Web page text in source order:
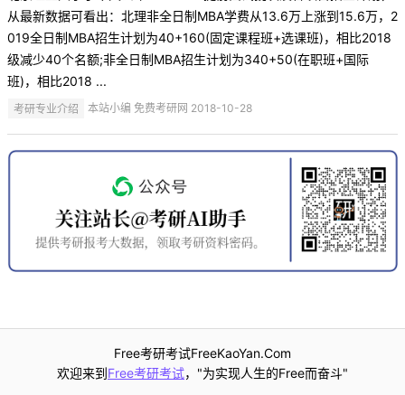
从最新数据可看出：北理非全日制MBA学费从13.6万上涨到15.6万，2
019全日制MBA招生计划为40+160(固定课程班+选课班)，相比2018
级减少40个名额;非全日制MBA招生计划为340+50(在职班+国际
班)，相比2018 ...
考研专业介绍 本站小编 免费考研网 2018-10-28
Free考研考试FreeKaoYan.Com
欢迎来到Free考研考试，"为实现人生的Free而奋斗"